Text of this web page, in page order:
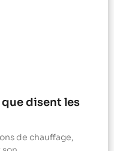
disent les
de chauffage,